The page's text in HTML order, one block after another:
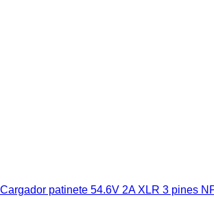
Cargador patinete 54.6V 2A XLR 3 pines